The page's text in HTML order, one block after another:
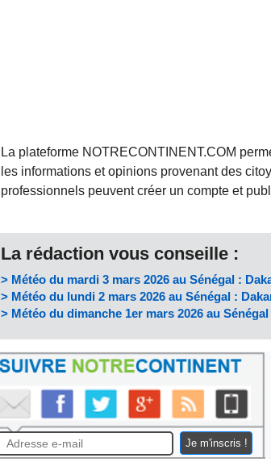
La plateforme NOTRECONTINENT.COM
les informations et opinions provenant des
professionnels peuvent créer un compte et
La rédaction vous conseille :
> Météo du mardi 3 mars 2026 au Sénégal :
> Météo du lundi 2 mars 2026 au Sénégal :
> Météo du dimanche 1er mars 2026 au
Je m'inscris !